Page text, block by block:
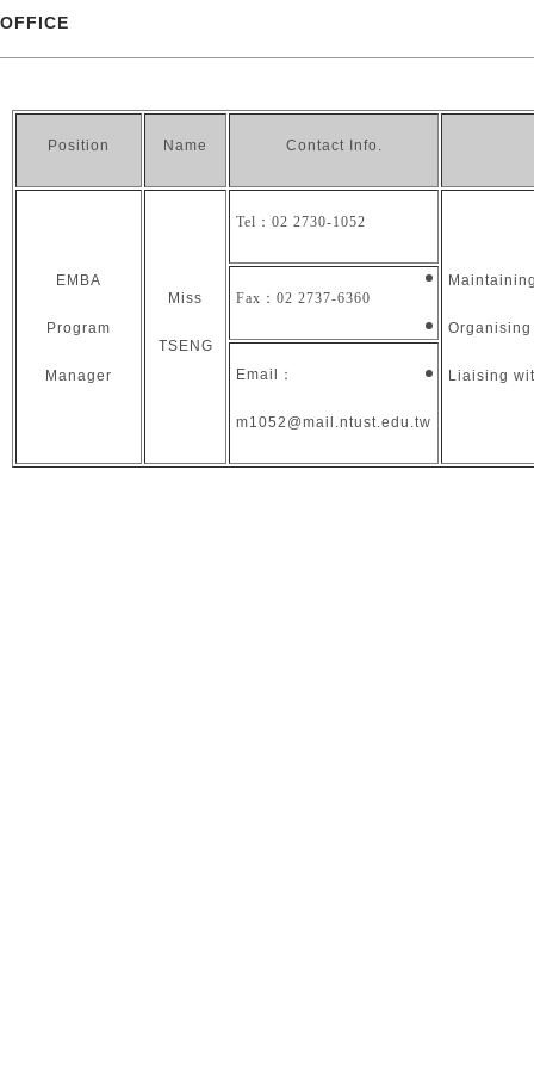
OFFICE
Position Name Contact Info.
EMBA
Program
Manager
Miss
TSENG
Tel： 02 2730-1052
Liaising
Fax： 02 2737-6360
Email ：
m1052@mail.ntust.edu.tw